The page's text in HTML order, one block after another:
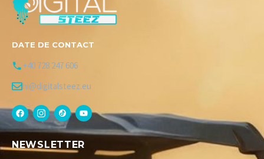
DATE DE CONTACT
+40 728 247 606
hi@digitalsteez.eu
NEWSLETTER